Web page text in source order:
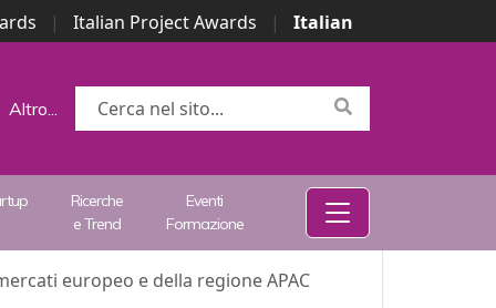
| Italian Project Awards |
Italian
Altro...
Ricerche
e Trend
Eventi
Formazione
europeo e della regione APAC